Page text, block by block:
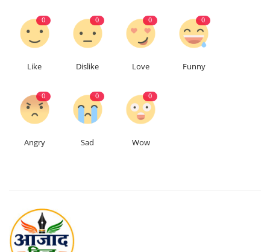
0
Like
0
Dislike
0
Love
0
Funny
0
Angry
0
Sad
0
Wow